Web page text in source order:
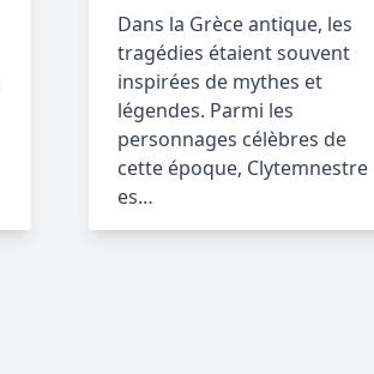
Dans la Grèce antique, les
tragédies étaient souvent
inspirées de mythes et
légendes. Parmi les
personnages célèbres de
cette époque, Clytemnestre
es…